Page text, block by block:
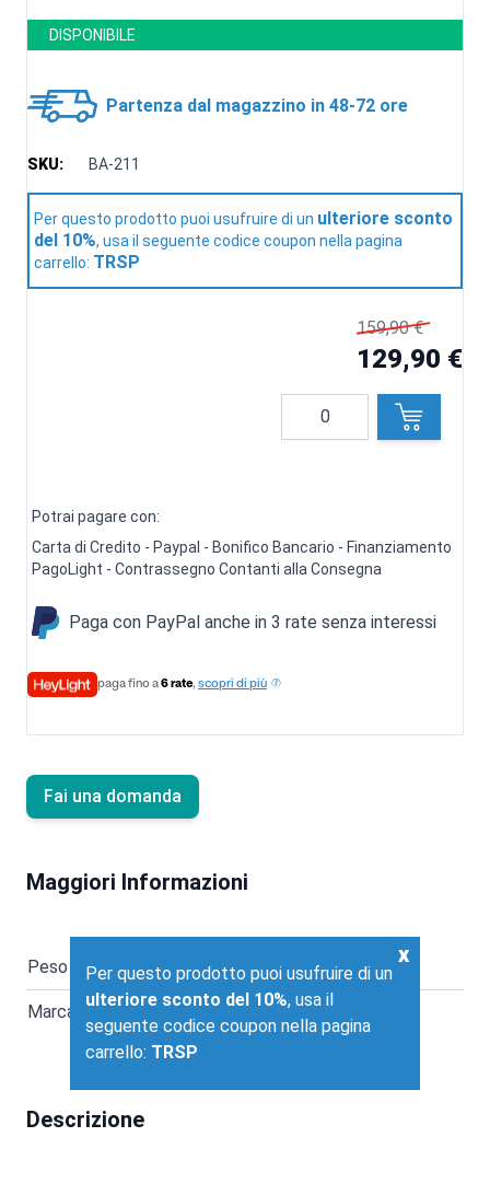
DISPONIBILE
Partenza dal magazzino in 48-72 ore
SKU: BA-211
Per questo prodotto puoi usufruire di un ulteriore sconto
del 10%, usa il seguente codice coupon nella pagina
carrello: TRSP
159,90 €
129,90 €
Quantità
Potrai pagare con:
Carta di Credito - Paypal - Bonifico Bancario - Finanziamento
PagoLight - Contrassegno Contanti alla Consegna
Paga con PayPal anche in 3 rate senza interessi
paga fino a6 rate, scopri di più
Fai una domanda
Maggiori Informazioni
Peso (Kg) 16.00
Marca Garlando
Descrizione
Per questo prodotto puoi usufruire di un
ulteriore sconto del 10%, usa il
seguente codice coupon nella pagina
carrello: TRSP
x